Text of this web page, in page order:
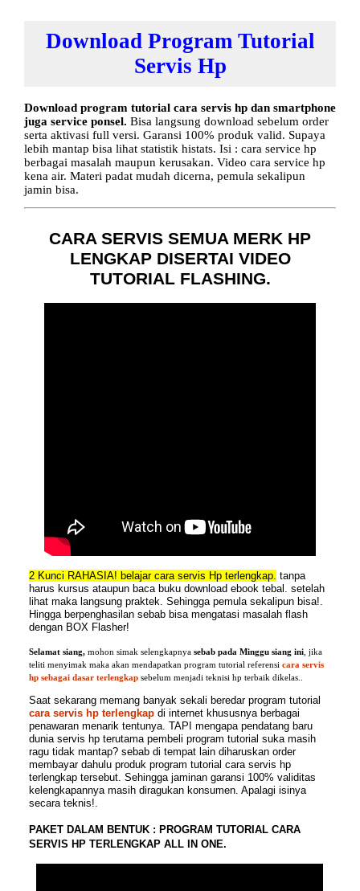
Download Program Tutorial
Servis Hp
Download program tutorial cara servis hp dan smartphone
juga service ponsel. Bisa langsung download sebelum order
serta aktivasi full versi. Garansi 100% produk valid. Supaya
lebih mantap bisa lihat statistik histats. Isi : cara service hp
berbagai masalah maupun kerusakan. Video cara service hp
kena air. Materi padat mudah dicerna, pemula sekalipun
jamin bisa.
CARA SERVIS SEMUA MERK HP
LENGKAP DISERTAI VIDEO
TUTORIAL FLASHING.
2 Kunci RAHASIA! belajar cara servis Hp terlengkap. tanpa
harus kursus ataupun baca buku download ebook tebal. setelah
lihat maka langsung praktek. Sehingga pemula sekalipun bisa!.
Hingga berpenghasilan sebab bisa mengatasi masalah flash
dengan BOX Flasher!
Selamat siang, mohon simak selengkapnya sebab pada Minggu siang ini , jika
teliti menyimak maka akan mendapatkan program tutorial referensi cara servis
hp sebagai dasar terlengkap sebelum menjadi teknisi hp terbaik dikelas..
Saat sekarang memang banyak sekali beredar program tutorial
cara servis hp terlengkap di internet khususnya berbagai
penawaran menarik tentunya. TAPI mengapa pendatang baru
dunia servis hp terutama pembeli program tutorial suka masih
ragu tidak mantap? sebab di tempat lain diharuskan order
membayar dahulu produk program tutorial cara servis hp
terlengkap tersebut. Sehingga jaminan garansi 100% validitas
kelengkapannya masih diragukan konsumen. Apalagi isinya
secara teknis!.
PAKET DALAM BENTUK : PROGRAM TUTORIAL CARA
SERVIS HP TERLENGKAP ALL IN ONE.